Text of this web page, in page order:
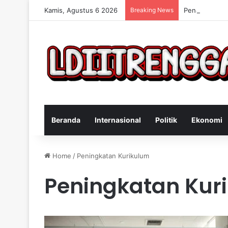
Kamis, Agustus 6 2026 Breaking News
Beranda Internasional Politik Ekonomi
Home / Peningkatan Kurikulum
Peningkatan